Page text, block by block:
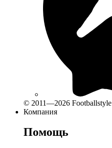
© 2011—2026 Footballstyle
Компания
Помощь